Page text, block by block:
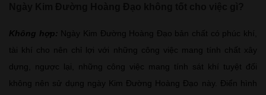
Không hợp: Ngày Kim Đường Hoàng Đạo bản chất có phúc khí,
tài khí cho nên chỉ lợi với những công việc mang tính chất xây
dựng, ngược lại, những công việc mang tính sát khí tuyệt đối
không nên sử dụng ngày Kim Đường Hoàng Đạo này. Điển hình